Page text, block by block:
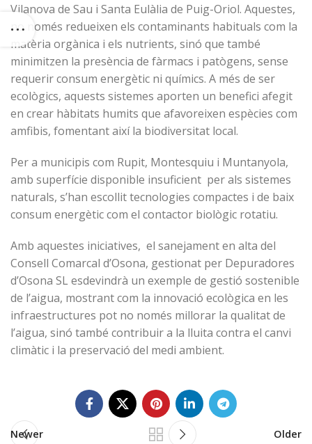
Vilanova de Sau i Santa Eulàlia de Puig-Oriol. Aquestes,
no només redueixen els contaminants habituals com la
matèria orgànica i els nutrients, sinó que també
minimitzen la presència de fàrmacs i patògens, sense
requerir consum energètic ni químics. A més de ser
ecològics, aquests sistemes aporten un benefici afegit
en crear hàbitats humits que afavoreixen espècies com
amfibis, fomentant així la biodiversitat local.
Per a municipis com Rupit, Montesquiu i Muntanyola,
amb superfície disponible insuficient per als sistemes
naturals, s’han escollit tecnologies compactes i de baix
consum energètic com el contactor biològic rotatiu.
Amb aquestes iniciatives, el sanejament en alta del
Consell Comarcal d’Osona, gestionat per Depuradores
d’Osona SL esdevindrà un exemple de gestió sostenible
de l’aigua, mostrant com la innovació ecològica en les
infraestructures pot no només millorar la qualitat de
l’aigua, sinó també contribuir a la lluita contra el canvi
climàtic i la preservació del medi ambient.
Newer Older